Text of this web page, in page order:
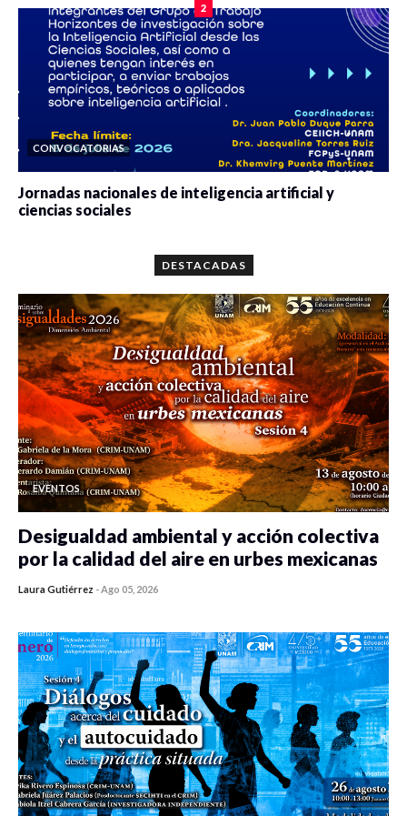
2
CONVOCATORIAS
Jornadas nacionales de inteligencia artificial y
ciencias sociales
DESTACADAS
EVENTOS
Desigualdad ambiental y acción colectiva
por la calidad del aire en urbes mexicanas
Laura Gutiérrez -Ago 05, 2026